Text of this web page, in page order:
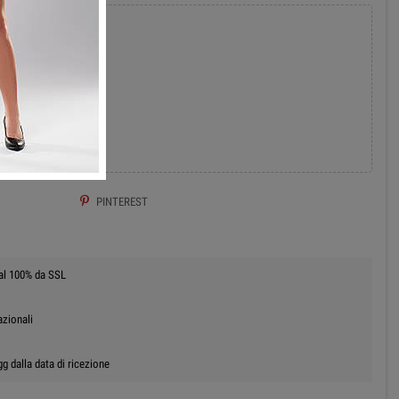
CARRELLO
PINTEREST
da SSL
dalla data di ricezione